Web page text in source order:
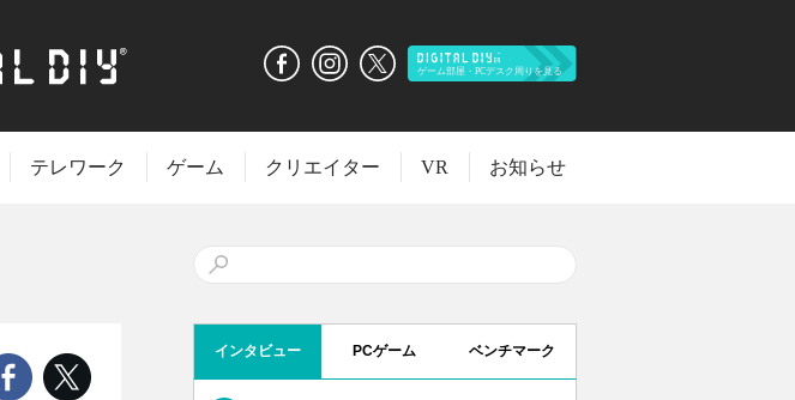
テレワーク ゲーム クリエイター VR お知らせ
インタビュー PCゲーム ベンチマーク